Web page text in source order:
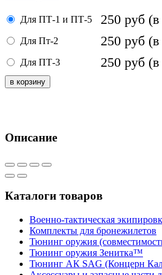
Для ПТ-1 и ПТ-5 250 руб
Для Пт-2 250 руб
Для ПТ-3 250 руб
Описание
Каталоги товаров
Военно-тактическая
Комплекты для бронежилетов
Тюнинг оружия
Тюнинг оружия Зенитка™
Тюнинг АК SAG (Концерн